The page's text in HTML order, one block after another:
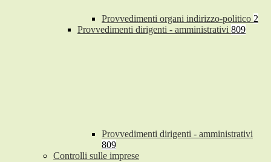
Provvedimenti organi indirizzo-politico 2
Provvedimenti dirigenti - amministrativi 809
Provvedimenti dirigenti - amministrativi
809
Controlli sulle imprese